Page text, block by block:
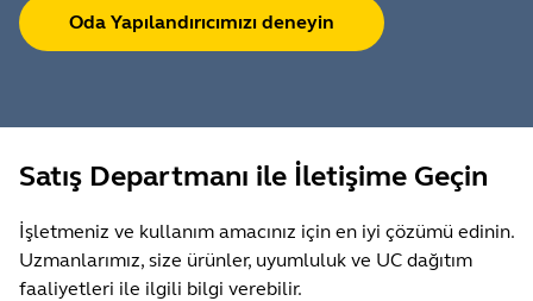
Oda Yapılandırıcımızı deneyin
Satış Departmanı ile İletişime Geçin
İşletmeniz ve kullanım amacınız için en iyi çözümü edinin.
Uzmanlarımız, size ürünler, uyumluluk ve UC dağıtım
faaliyetleri ile ilgili bilgi verebilir.